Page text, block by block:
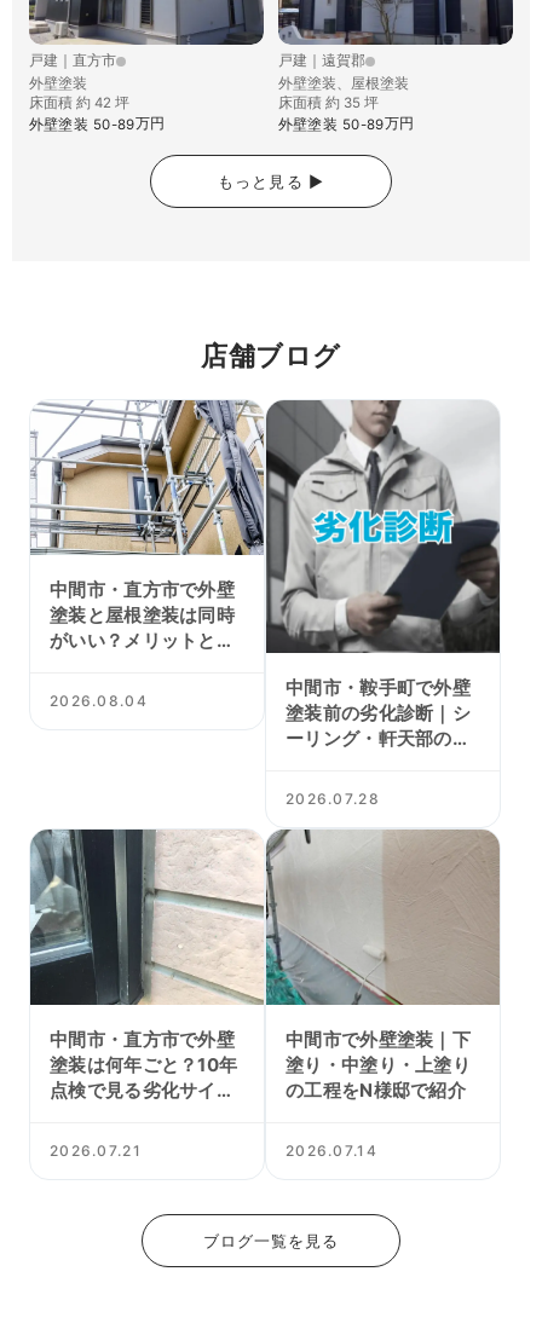
戸建
直方市
外壁塗装
床面積 約 42 坪
外壁塗装 50-89万円
戸建
遠賀郡
外壁塗装、屋根塗装
床面積 約 35 坪
外壁塗装 50-89万円
もっと見る ▶︎
店舗ブログ
中間市・直方市で外壁
塗装と屋根塗装は同時
がいい？メリットと注
2026.08.04
中間市・鞍手町で外壁
塗装前の劣化診断｜シ
ーリング・軒天部の傷
2026.07.28
中間市・直方市で外壁
塗装は何年ごと？10年
点検で見る劣化サイン
2026.07.21
中間市で外壁塗装｜下
塗り・中塗り・上塗り
の工程をN様邸で紹介
2026.07.14
ブログ一覧を見る